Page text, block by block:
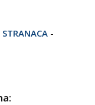
STRANACA -